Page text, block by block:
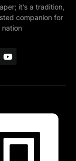
it's a tradition,
companion for